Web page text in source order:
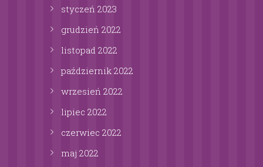
styczeń 2023
grudzień 2022
listopad 2022
październik 2022
wrzesień 2022
lipiec 2022
czerwiec 2022
maj 2022